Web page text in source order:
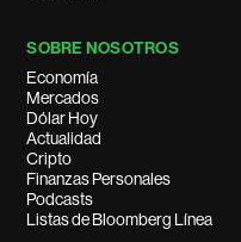
SOBRE NOSOTROS
Economía
Mercados
Dólar Hoy
Actualidad
Cripto
Finanzas Personales
Podcasts
Listas de Bloomberg Línea